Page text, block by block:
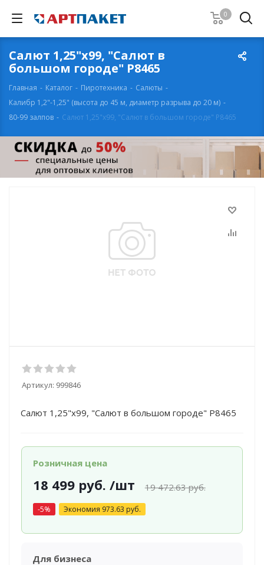
0
Салют 1,25"х99, "Салют в
большом городе" Р8465
Главная - Каталог - Пиротехника - Салюты -
Калибр 1,2"-1,25" (высота до 45 м, диаметр разрыва до 20 м) -
80-99 залпов - Салют 1,25"х99, "Салют в большом городе" Р8465
Артикул: 999846
Салют 1,25"х99, "Салют в большом городе" Р8465
Розничная цена
18 499руб. /шт 19 472.63руб.
-5% Экономия 973.63 руб.
Для бизнеса